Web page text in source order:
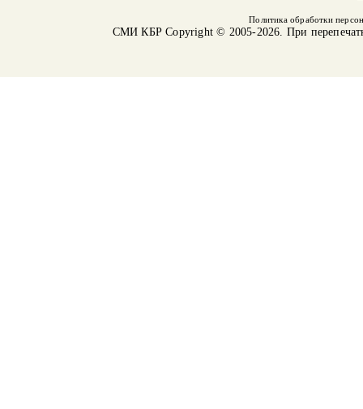
Политика обработки
СМИ КБРCopyright © 2005-2026. При